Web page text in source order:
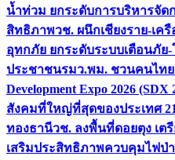
น้ำท่วม ยกระดับการบริหารจั
สิทธิภาพวช. ผนึกเชียงราย-เค
อุทกภัย ยกระดับระบบเตือนภัย
ประชาชนรมว.พม. ชวนคนไทย
Development Expo 2026
สังคมที่ใหญ่ที่สุดของประเทศ
ทองธานีวช. ลงพื้นที่ดอยตุง เต
เสริมประสิทธิภาพควบคุมไฟป่